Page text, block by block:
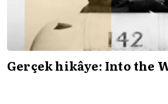
Gerçek hikâye: Into the